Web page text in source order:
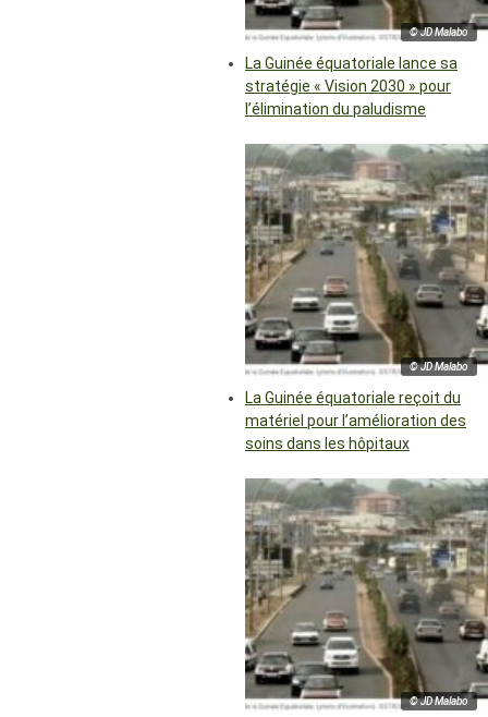
© JD Malabo
La Guinée équatoriale lance sa
stratégie « Vision 2030 » pour
l’élimination du paludisme
© JD Malabo
La Guinée équatoriale reçoit du
matériel pour l’amélioration des
soins dans les hôpitaux
© JD Malabo